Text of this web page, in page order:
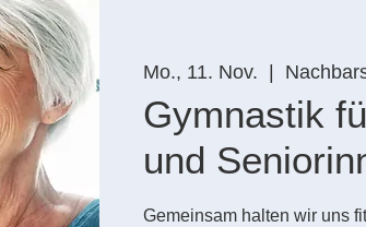
Mo., 11. Nov.
Gymnastik
und
Gemeinsam halten wir uns